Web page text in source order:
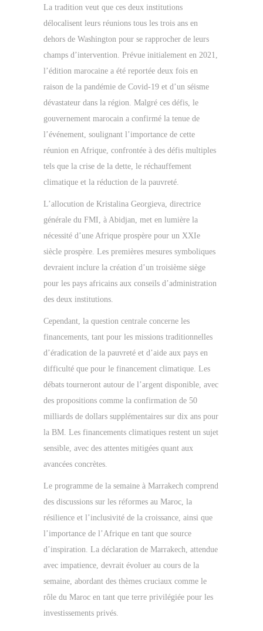
La tradition veut que ces deux institutions
délocalisent leurs réunions tous les trois ans en
dehors de Washington pour se rapprocher de leurs
champs d’intervention. Prévue initialement en 2021,
l’édition marocaine a été reportée deux fois en
raison de la pandémie de Covid-19 et d’un séisme
dévastateur dans la région. Malgré ces défis, le
gouvernement marocain a confirmé la tenue de
l’événement, soulignant l’importance de cette
réunion en Afrique, confrontée à des défis multiples
tels que la crise de la dette, le réchauffement
climatique et la réduction de la pauvreté.
L’allocution de Kristalina Georgieva, directrice
générale du FMI, à Abidjan, met en lumière la
nécessité d’une Afrique prospère pour un XXIe
siècle prospère. Les premières mesures symboliques
devraient inclure la création d’un troisième siège
pour les pays africains aux conseils d’administration
des deux institutions.
Cependant, la question centrale concerne les
financements, tant pour les missions traditionnelles
d’éradication de la pauvreté et d’aide aux pays en
difficulté que pour le financement climatique. Les
débats tourneront autour de l’argent disponible, avec
des propositions comme la confirmation de 50
milliards de dollars supplémentaires sur dix ans pour
la BM. Les financements climatiques restent un sujet
sensible, avec des attentes mitigées quant aux
avancées concrètes.
Le programme de la semaine à Marrakech comprend
des discussions sur les réformes au Maroc, la
résilience et l’inclusivité de la croissance, ainsi que
l’importance de l’Afrique en tant que source
d’inspiration. La déclaration de Marrakech, attendue
avec impatience, devrait évoluer au cours de la
semaine, abordant des thèmes cruciaux comme le
rôle du Maroc en tant que terre privilégiée pour les
investissements privés.